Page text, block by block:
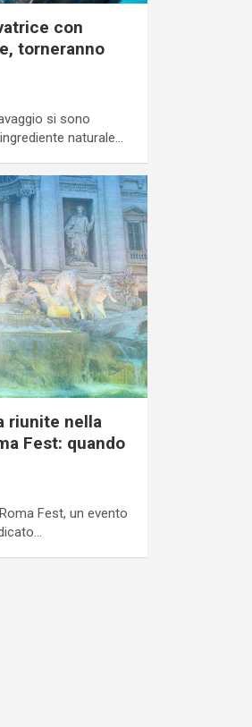
con
torneranno
si sono
naturale…
riunite nella
Fest: quando
Fest, un evento